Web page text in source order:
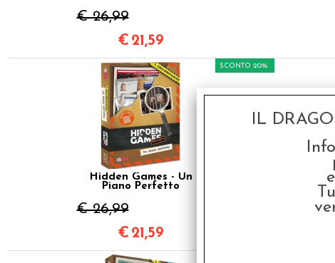
€ 26,99
€ 21,59
Hidden Games - Un
Piano Perfetto
€ 26,99
SCONTO 20%
€ 21,59
IL